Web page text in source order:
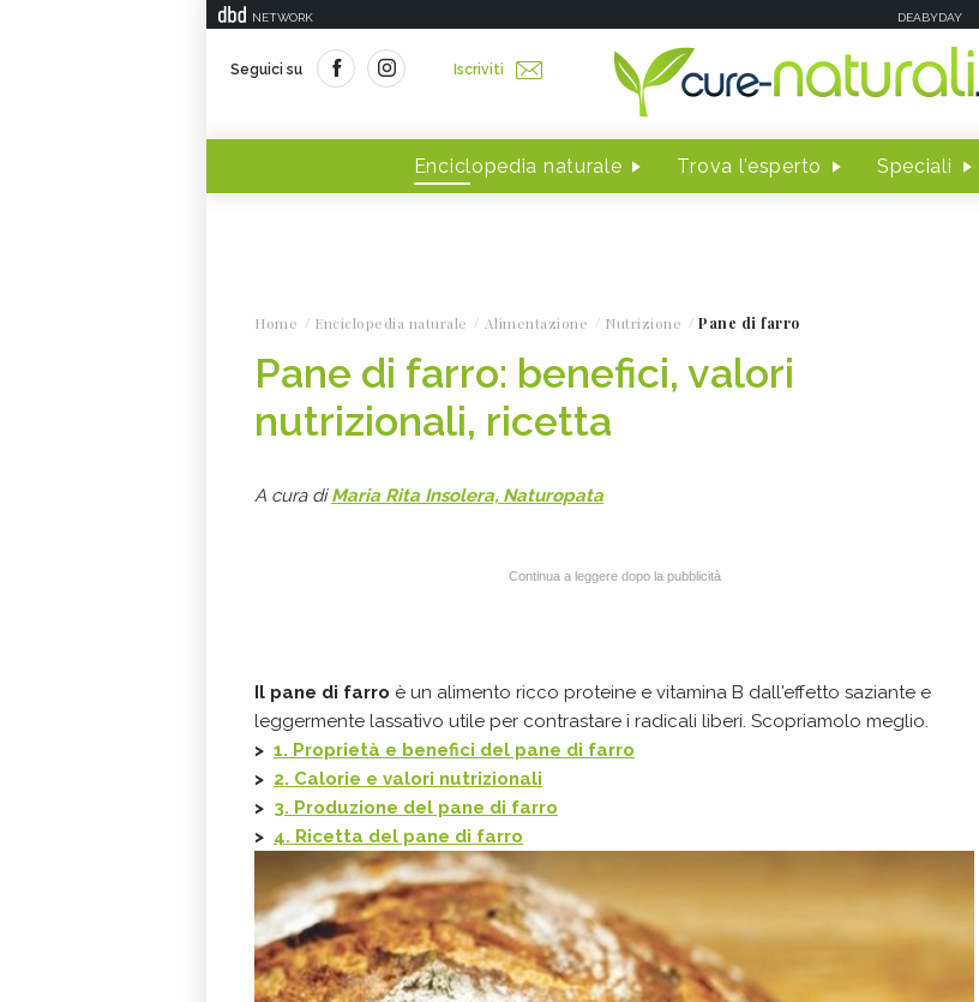
NETWORK DEABYDAY
Seguici su Iscriviti
Enciclopedia naturale Trova l'esperto Speciali
Home Enciclopedia naturale Alimentazione Nutrizione Pane di farro
Pane di farro: benefici, valori
nutrizionali, ricetta
A cura diMaria Rita Insolera, Naturopata
Continua a leggere dopo la pubblicità
Il pane di farro è un alimento ricco proteine e vitamina B dall'effetto saziante e
leggermente lassativo utile per contrastare i radicali liberi. Scopriamolo meglio.
> 1. Proprietà e benefici del pane di farro
> 2. Calorie e valori nutrizionali
> 3. Produzione del pane di farro
> 4. Ricetta del pane di farro